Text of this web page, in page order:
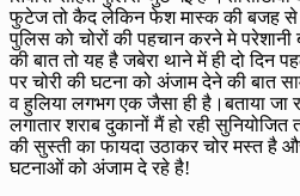
फुटेज तो कैद लेकिन फेश मास्क की बजह से
पुलिस को चोरों की पहचान करने मे
की बात तो यह है जबेरा थाने में ही दो दिन
पर चोरी की घटना को अंजाम देने की बात
व हुलिया लगभग एक जैसा ही है।बताया जा
लगातार शराब दुकानों मैं हो रही
की सुस्ती का फायदा उठाकर चोर मस्त है
घटनाओं को अंजाम दे रहे है!